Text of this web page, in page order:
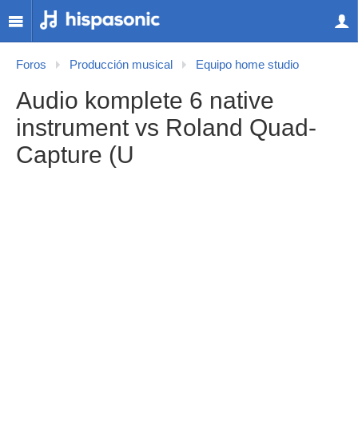
Foros Producción musical Equipo home studio
Audio komplete 6 native
instrument vs Roland Quad-
Capture (U